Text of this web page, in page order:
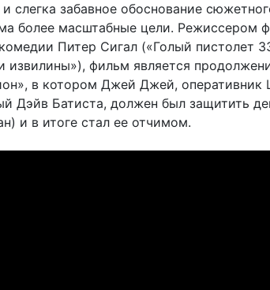
слегка забавное обоснование
более масштабные цели. Режиссером
Питер Сигал («Голый пистолет
извилины»), фильм является
в котором Джей Джей, оперативник
Дэйв Батиста, должен был защитить
и в итоге стал ее отчимом.